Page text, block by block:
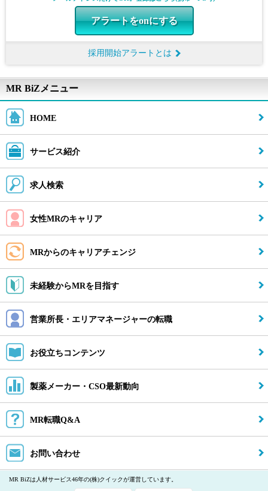
アラートをonにする
採用開始アラートとは
MR BiZメニュー
HOME
サービス紹介
求人検索
女性MRのキャリア
MRからのキャリアチェンジ
未経験からMRを目指す
営業所長・エリアマネージャーの転職
お役立ちコンテンツ
製薬メーカー・CSO最新動向
MR転職Q&A
お問い合わせ
MR BiZは人材サービス46年の(株)クイックが運営しています。